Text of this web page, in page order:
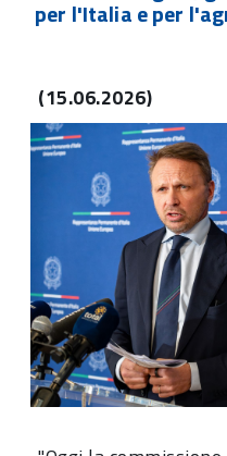
per l'Italia e per
(15.06.2026)